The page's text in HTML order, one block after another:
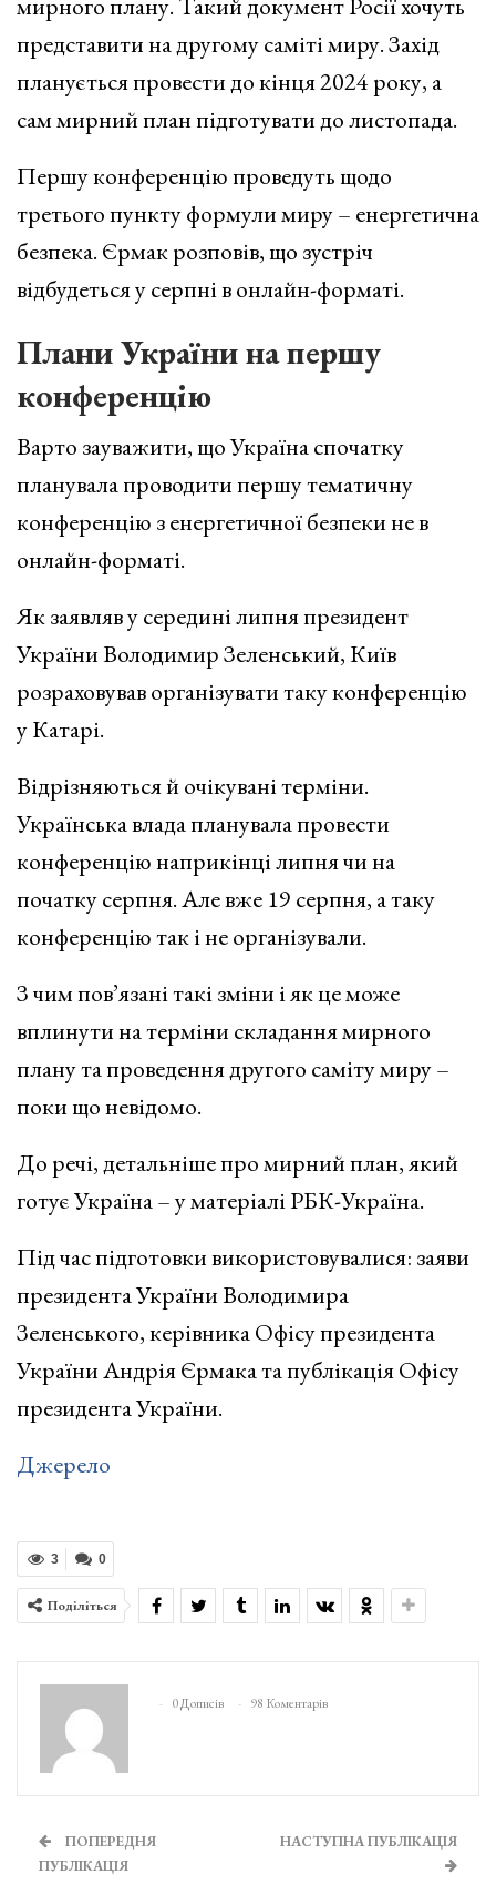
представити на другому саміті миру. Захід
планується провести до кінця 2024 року, а
сам мирний план підготувати до листопада.
Першу конференцію проведуть щодо
третього пункту формули миру – енергетична
безпека. Єрмак розповів, що зустріч
відбудеться у серпні в онлайн-форматі.
Плани України на першу
конференцію
Варто зауважити, що Україна спочатку
планувала проводити першу тематичну
конференцію з енергетичної безпеки не в
онлайн-форматі.
Як заявляв у середині липня президент
України Володимир Зеленський, Київ
розраховував організувати таку конференцію
у Катарі.
Відрізняються й очікувані терміни.
Українська влада планувала провести
конференцію наприкінці липня чи на
початку серпня. Але вже 19 серпня, а таку
конференцію так і не організували.
З чим пов’язані такі зміни і як це може
вплинути на терміни складання мирного
плану та проведення другого саміту миру –
поки що невідомо.
До речі, детальніше про мирний план, який
готує Україна – у матеріалі РБК-Україна.
Під час підготовки використовувалися: заяви
президента України Володимира
Зеленського, керівника Офісу президента
України Андрія Єрмака та публікація Офісу
президента України.
Джерело
0
3
Поділіться
0 Дописів 98 Коментарів
ПОПЕРЕДНЯ
ПУБЛІКАЦІЯ
НАСТУПНА ПУБЛІКАЦІЯ